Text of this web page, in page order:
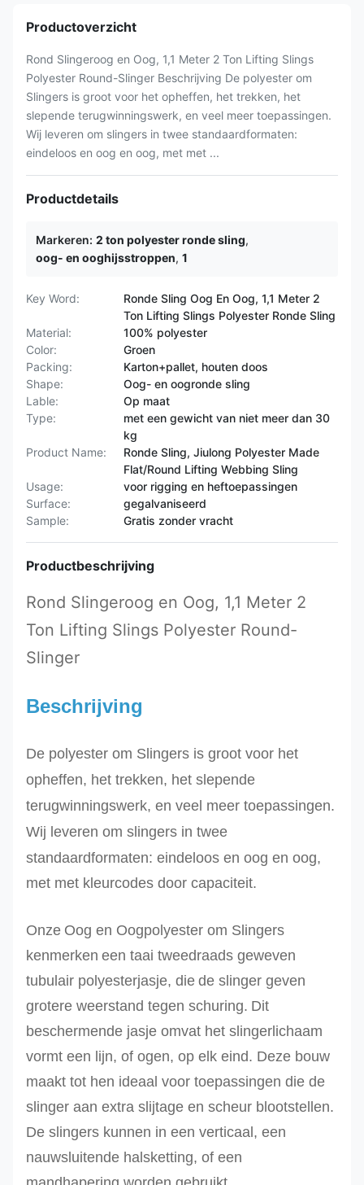
Productoverzicht
Rond Slingeroog en Oog, 1,1 Meter 2 Ton Lifting Slings
Polyester Round-Slinger Beschrijving De polyester om
Slingers is groot voor het opheffen, het trekken, het
slepende terugwinningswerk, en veel meer toepassingen.
Wij leveren om slingers in twee standaardformaten:
eindeloos en oog en oog, met met ...
Productdetails
Markeren: 2 ton polyester ronde sling,
oog- en ooghijsstroppen, 1
Key Word:
Ronde Sling Oog En Oog, 1,1 Meter 2
Ton Lifting Slings Polyester Ronde Sling
Material:
100% polyester
Color:
Groen
Packing:
Karton+pallet, houten doos
Shape:
Oog- en oogronde sling
Lable:
Op maat
Type:
met een gewicht van niet meer dan 30
kg
Product Name:
Ronde Sling, Jiulong Polyester Made
Flat/Round Lifting Webbing Sling
Usage:
voor rigging en heftoepassingen
Surface:
gegalvaniseerd
Sample:
Gratis zonder vracht
Productbeschrijving
Rond Slingeroog en Oog, 1,1 Meter 2
Ton Lifting Slings Polyester Round-
Slinger
Beschrijving
De polyester om Slingers is groot voor het
opheffen, het trekken, het slepende
terugwinningswerk, en veel meer toepassingen.
Wij leveren om slingers in twee
standaardformaten: eindeloos en oog en oog,
met met kleurcodes door capaciteit.
Onze Oog en Oogpolyester om Slingers
kenmerken een taai tweedraads geweven
tubulair polyesterjasje, die de slinger geven
grotere weerstand tegen schuring. Dit
beschermende jasje omvat het slingerlichaam
vormt een lijn, of ogen, op elk eind. Deze bouw
maakt tot hen ideaal voor toepassingen die de
slinger aan extra slijtage en scheur blootstellen.
De slingers kunnen in een verticaal, een
nauwsluitende halsketting, of een